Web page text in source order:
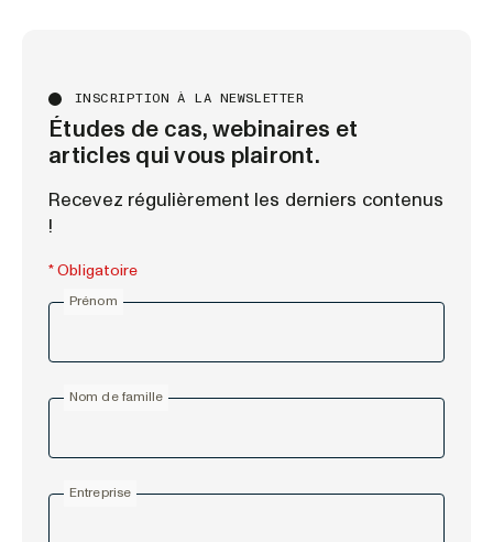
INSCRIPTION À LA NEWSLETTER
Études de cas, webinaires et
articles qui vous plairont.
Recevez régulièrement les derniers contenus
!
* Obligatoire
Prénom
Nom de famille
Entreprise